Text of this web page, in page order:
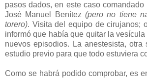
pasos dados, en este caso
José Manuel Benítez (pero no tiene
torero). Visita del equipo de cirujanos;
informó que había que quitar la
nuevos episodios. La anestesista, otra
estudio previo para que todo estuviera
Como se habrá podido comprobar, es